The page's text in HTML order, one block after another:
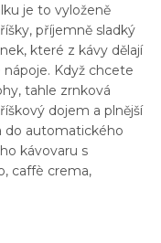
je to vyloženě
příjemně sladký
které z kávy dělají
Když chcete
tahle zrnková
dojem a plnější
do automatického
kávovaru s
caffè crema,